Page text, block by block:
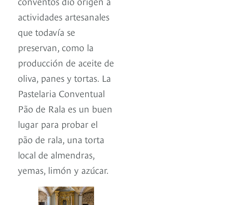
actividades artesanales
que todavía se
preservan, como la
producción de aceite de
oliva, panes y tortas. La
Pastelaria Conventual
Pão de Rala es un buen
lugar para probar el
pão de rala, una torta
local de almendras,
yemas, limón y azúcar.